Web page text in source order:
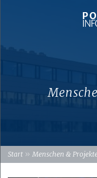
Start » Menschen &